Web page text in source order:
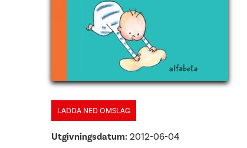
LADDA NED OMSLAG
Utgivningsdatum: 2012-06-04